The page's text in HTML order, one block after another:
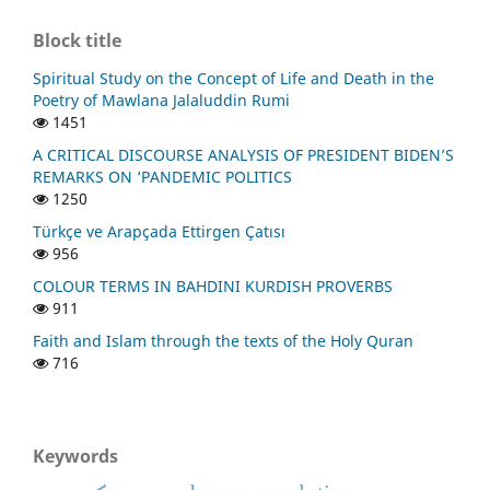
Block title
Spiritual Study on the Concept of Life and Death in the
Poetry of Mawlana Jalaluddin Rumi
1451
A CRITICAL DISCOURSE ANALYSIS OF PRESIDENT BIDEN’S
REMARKS ON ‘PANDEMIC POLITICS
1250
Türkçe ve Arapçada Ettirgen Çatısı
956
COLOUR TERMS IN BAHDINI KURDISH PROVERBS
911
Faith and Islam through the texts of the Holy Quran
716
Keywords